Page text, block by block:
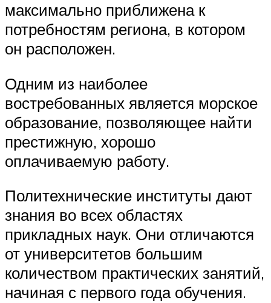
максимально приближена к
потребностям региона, в котором
он расположен.
Одним из наиболее
востребованных является морское
образование, позволяющее найти
престижную, хорошо
оплачиваемую работу.
Политехнические институты дают
знания во всех областях
прикладных наук. Они отличаются
от университетов большим
количеством практических занятий,
начиная с первого года обучения.